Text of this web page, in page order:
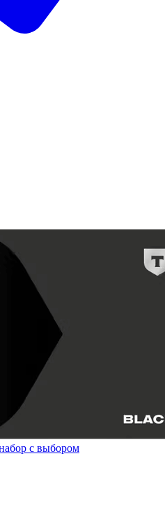
с выбором